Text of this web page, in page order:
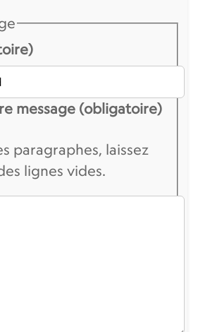
message (obligatoire)
paragraphes, laissez
lignes vides.